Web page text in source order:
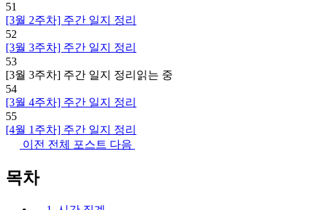
51
[3월 2주차] 주간 일지 정리
52
[3월 3주차] 주간 일지 정리
53
[3월 3주차] 주간 일지 정리 읽는 중
54
[3월 4주차] 주간 일지 정리
55
[4월 1주차] 주간 일지 정리
이전 전체 포스트 다음
목차